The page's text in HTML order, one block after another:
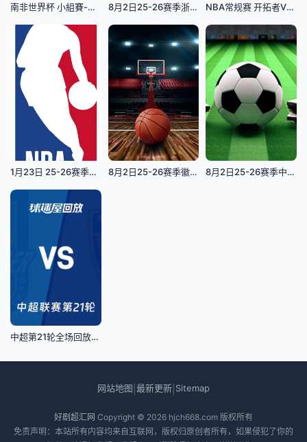
南非世界杯 小組賽-A 南非(非洲) VS (南美洲)烏拉圭下半场FIFAWorldCuSouthAfricavsUruguayndHalf国语 8月2日25-26赛季浙BA 南湖97VS84秀洲 NBA常规赛 开拓者VS独行侠 20251117
1月23日 25-26赛季NBA常规赛 湖人VS快船$3小时6分17秒 8月2日25-26赛季徽BA 池州VS滁州 8月2日25-26赛季中超联赛 深圳新鹏城VS重庆铜梁龙
中超第21轮全场回放：天津津门虎vs云南玉昆
网站地图 最新更新 Sitemap
好剧超汇网 Copyright © 2026 hjch668.com 版权所有
免责声明：本站所有内容均来自互联网，版权归原创者所有，如果侵犯了你的